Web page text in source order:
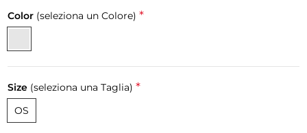
Color (seleziona un Colore) *
Size (seleziona una Taglia) *
OS